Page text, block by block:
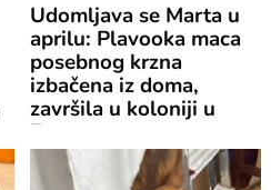
Udomljava se Marta u
aprilu: Plavooka maca
posebnog krzna
izbačena iz doma,
završila u koloniji u
Zemunu